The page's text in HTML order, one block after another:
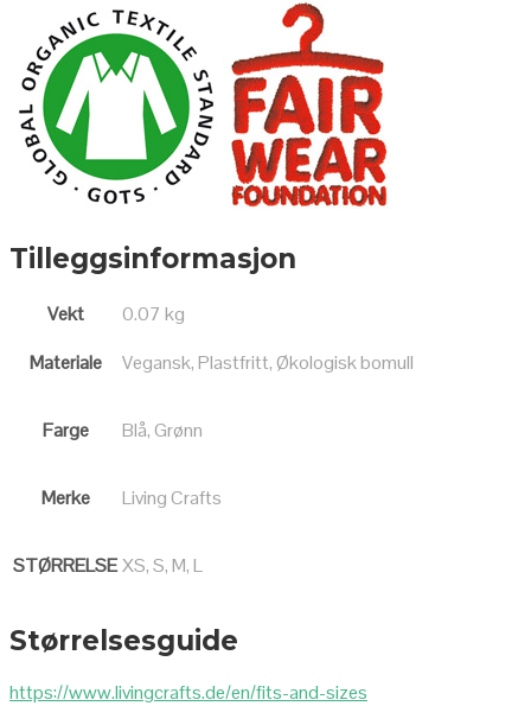
Tilleggsinformasjon
Vekt
0.07 kg
Materiale
Vegansk, Plastfritt, Økologisk bomull
Farge Blå, Grønn
Merke Living Crafts
STØRRELSEXS, S, M, L
Størrelsesguide
https://www.livingcrafts.de/en/fits-and-sizes